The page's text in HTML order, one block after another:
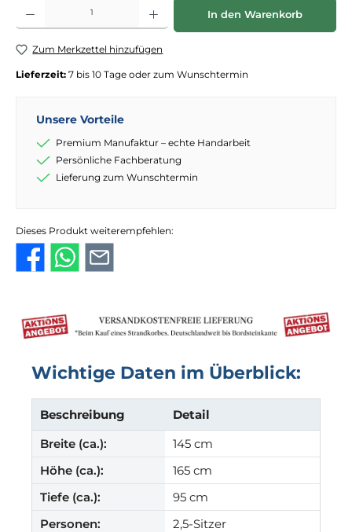
Produkt Anzahl: Gib den gewünschten Wert ein oder benutze die
In den Warenkorb
Zum Merkzettel hinzufügen
Lieferzeit: 7 bis 10 Tage oder zum Wunschtermin
Unsere Vorteile
Premium Manufaktur – echte Handarbeit
Persönliche Fachberatung
Lieferung zum Wunschtermin
Dieses Produkt weiterempfehlen:
Wichtige Daten im Überblick:
Beschreibung
Detail
Breite (ca.):
145 cm
Höhe (ca.):
165 cm
Tiefe (ca.):
95 cm
Personen:
2,5-Sitzer